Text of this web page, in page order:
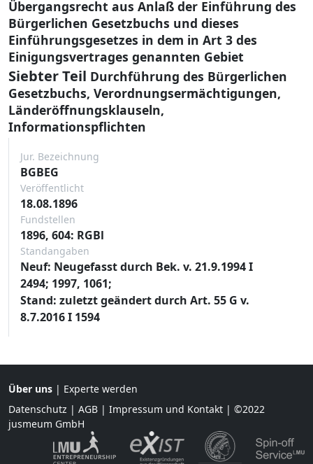
Übergangsrecht aus Anlaß der Einführung des
Bürgerlichen Gesetzbuchs und dieses
Einführungsgesetzes in dem in Art 3 des
Einigungsvertrages genannten Gebiet
Siebter Teil Durchführung des Bürgerlichen
Gesetzbuchs, Verordnungsermächtigungen,
Länderöffnungsklauseln,
Informationspflichten
Jur. Bezeichnung
BGBEG
Veröffentlicht
18.08.1896
Fundstellen
1896, 604: RGBl
Standangaben
Neuf: Neugefasst durch Bek. v. 21.9.1994 I
2494; 1997, 1061;
Stand: zuletzt geändert durch Art. 55 G v.
8.7.2016 I 1594
Über uns | Experte werden
Datenschutz | AGB | Impressum und Kontakt | ©2022
jusmeum GmbH